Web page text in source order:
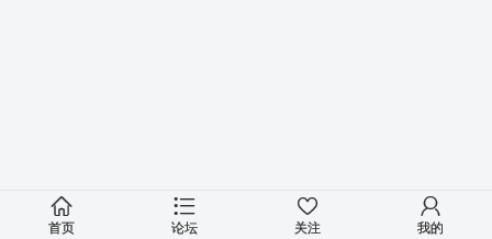
首页 论坛 关注 我的